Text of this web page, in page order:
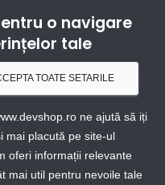
o navigare
tale
TOATE SETARILE
ne ajută să iți
mai placută pe site-ul
oferi informații relevante
mai util pentru nevoile tale